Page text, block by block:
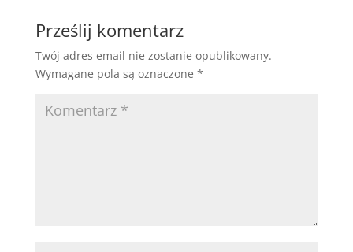
Prześlij komentarz
Twój adres email nie zostanie opublikowany.
Wymagane pola są oznaczone *